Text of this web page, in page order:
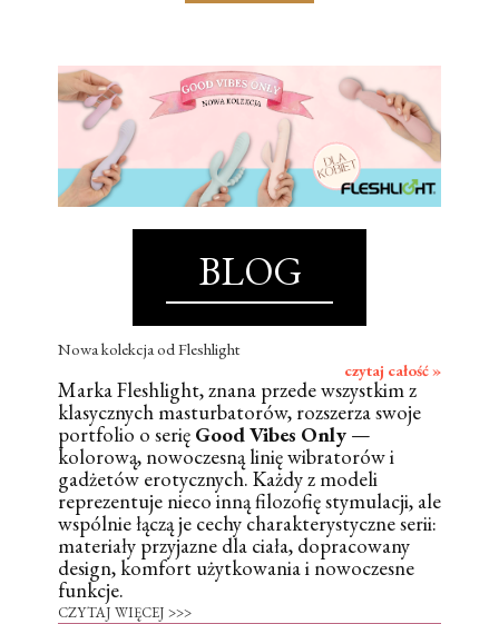
BLOG
Nowa kolekcja od Fleshlight
czytaj całość »
Marka Fleshlight, znana przede wszystkim z
klasycznych masturbatorów, rozszerza swoje
portfolio o serię Good Vibes Only —
kolorową, nowoczesną linię wibratorów i
gadżetów erotycznych. Każdy z modeli
reprezentuje nieco inną filozofię stymulacji, ale
wspólnie łączą je cechy charakterystyczne serii:
materiały przyjazne dla ciała, dopracowany
design, komfort użytkowania i nowoczesne
funkcje.
CZYTAJ WIĘCEJ >>>